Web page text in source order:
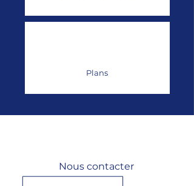
Plans
Nous contacter